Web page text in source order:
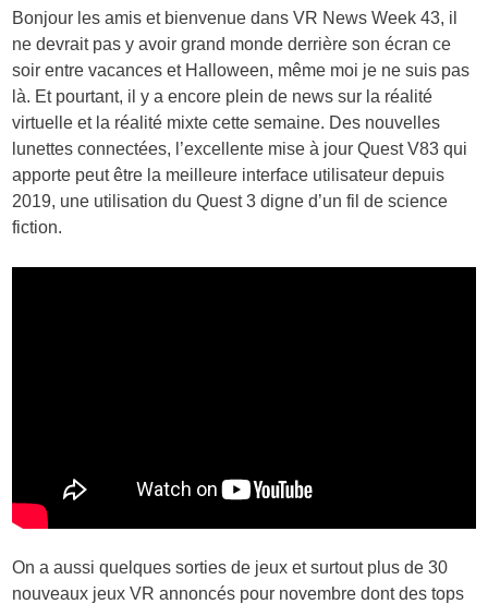
Bonjour les amis et bienvenue dans VR News Week 43, il
ne devrait pas y avoir grand monde derrière son écran ce
soir entre vacances et Halloween, même moi je ne suis pas
là. Et pourtant, il y a encore plein de news sur la réalité
virtuelle et la réalité mixte cette semaine. Des nouvelles
lunettes connectées, l’excellente mise à jour Quest V83 qui
apporte peut être la meilleure interface utilisateur depuis
2019, une utilisation du Quest 3 digne d’un fil de science
fiction.
On a aussi quelques sorties de jeux et surtout plus de 30
nouveaux jeux VR annoncés pour novembre dont des tops